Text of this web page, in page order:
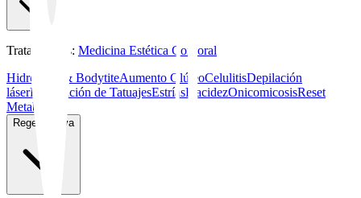
Tratamientos: Medicina Estética Corporal
Hidrolaser & BodytiteAumento GlúteoCelulitisDepilación
láserEliminación de TatuajesEstríasFlacidezOnicomicosisReset
Metabólico
Regenerativa